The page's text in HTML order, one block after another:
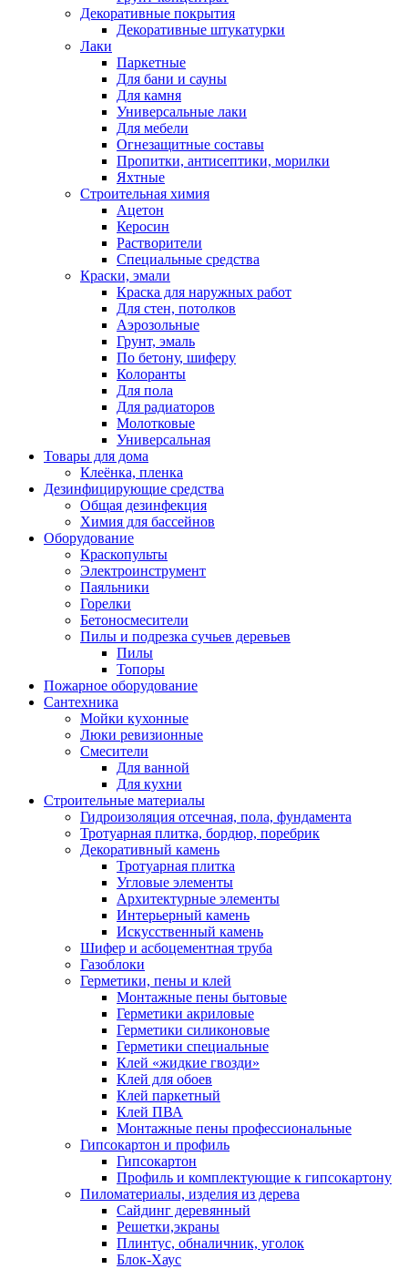
Декоративные покрытия
Декоративные штукатурки
Лаки
Паркетные
Для бани и сауны
Для камня
Универсальные лаки
Для мебели
Огнезащитные составы
Пропитки, антисептики, морилки
Яхтные
Строительная химия
Ацетон
Керосин
Растворители
Специальные средства
Краски, эмали
Краска для наружных работ
Для стен, потолков
Аэрозольные
Грунт, эмаль
По бетону, шиферу
Колоранты
Для пола
Для радиаторов
Молотковые
Универсальная
Товары для дома
Клеёнка, пленка
Дезинфицирующие средства
Общая дезинфекция
Химия для бассейнов
Оборудование
Краскопульты
Электроинструмент
Паяльники
Горелки
Бетоносмесители
Пилы и подрезка сучьев деревьев
Пилы
Топоры
Пожарное оборудование
Сантехника
Мойки кухонные
Люки ревизионные
Смесители
Для ванной
Для кухни
Строительные материалы
Гидроизоляция отсечная, пола, фундамента
Тротуарная плитка, бордюр, поребрик
Декоративный камень
Тротуарная плитка
Угловые элементы
Архитектурные элементы
Интерьерный камень
Искусственный камень
Шифер и асбоцементная труба
Газоблоки
Герметики, пены и клей
Монтажные пены бытовые
Герметики акриловые
Герметики силиконовые
Герметики специальные
Клей «жидкие гвозди»
Клей для обоев
Клей паркетный
Клей ПВА
Монтажные пены профессиональные
Гипсокартон и профиль
Гипсокартон
Профиль и комплектующие к гипсокартону
Пиломатериалы, изделия из дерева
Сайдинг деревянный
Решетки,экраны
Плинтус, обналичник, уголок
Блок-Хаус